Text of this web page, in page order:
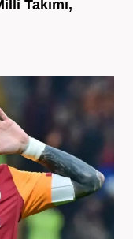
Takımı,